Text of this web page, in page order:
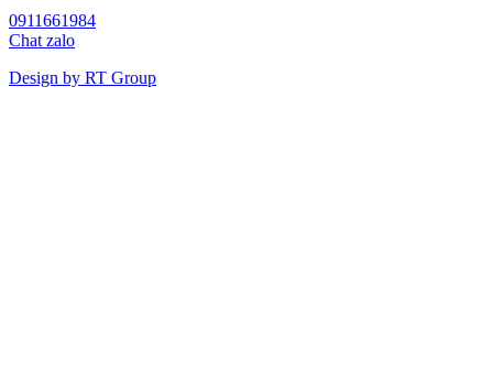
0911661984
Chat zalo
Design by RT Group